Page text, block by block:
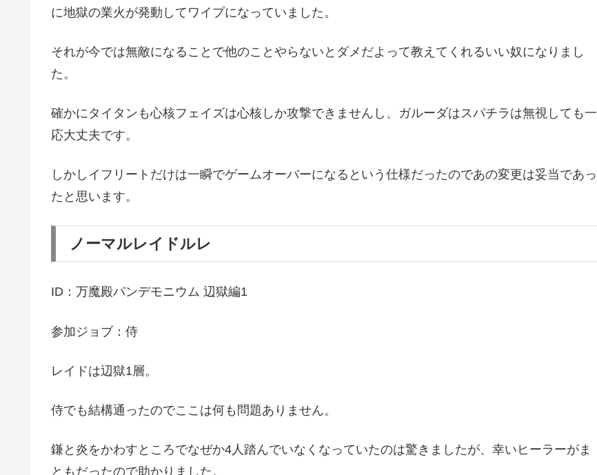
に地獄の業火が発動してワイプになっていました。
それが今では無敵になることで他のことやらないとダメだよって教えてくれるいい奴になりまし
た。
確かにタイタンも心核フェイズは心核しか攻撃できませんし、ガルーダはスパチラは無視しても一
応大丈夫です。
しかしイフリートだけは一瞬でゲームオーバーになるという仕様だったのであの変更は妥当であっ
たと思います。
ノーマルレイドルレ
ID：万魔殿パンデモニウム 辺獄編1
参加ジョブ：侍
レイドは辺獄1層。
侍でも結構通ったのでここは何も問題ありません。
鎌と炎をかわすところでなぜか4人踏んでいなくなっていたのは驚きましたが、幸いヒーラーがま
ともだったので助かりました。